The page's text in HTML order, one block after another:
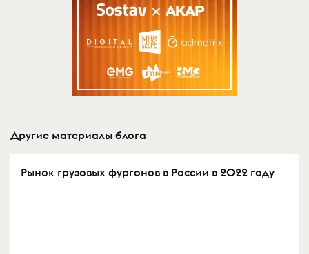
Другие материалы блога
Рынок грузовых фургонов в России в 2022 году